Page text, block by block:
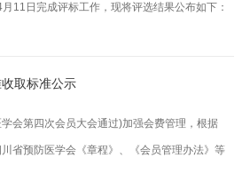
11日完成评标工作，现将评选结果公布如下：
服务有限公司、成都汀兰会展有限公司、四川
都翔域会务有限公司。此次中标公示期为7个工
取标准公示
会第四次会员大会通过)加强会费管理，根据
川省预防医学会《章程》、《会员管理办法》等
。一、本会会费标准及缴纳方式（一）会费标